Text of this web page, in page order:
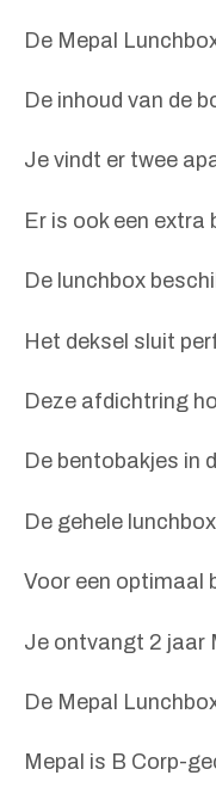
De Mepal
De inhoud van de
Je vindt er twee
Er is ook een extra
De lunchbox
Het deksel sluit
Deze afdichtring
De bentobakjes in
De gehele
Voor een optimaal
Je ontvangt 2 jaar
De Mepal
Mepal is B Corp-